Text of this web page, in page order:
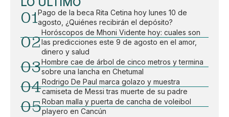
01Pago de la beca Rita Cetina hoy lunes 10 de
agosto, ¿Quiénes recibirán el depósito?
02
Horóscopos de Mhoni Vidente hoy: cuales son
las predicciones este 9 de agosto en el amor,
dinero y salud
03Hombre cae de árbol de cinco metros y termina
sobre una lancha en Chetumal
04Rodrigo De Paul marca golazo y muestra
camiseta de Messi tras muerte de su padre
05Roban malla y puerta de cancha de voleibol
playero en Cancún